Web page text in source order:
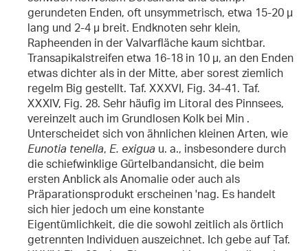
gerundeten Enden, oft unsymmetrisch, etwa 15-20 µ
lang und 2-4 µ breit. Endknoten sehr klein,
Rapheenden in der Valvarfläche kaum sichtbar.
Transapikalstreifen etwa 16-18 in 10 µ, an den Enden
etwas dichter als in der Mitte, aber sorest ziemlich
regelm Big gestellt. Taf. XXXVI, Fig. 34-41. Taf.
XXXIV, Fig. 28. Sehr häufig im Litoral des Pinnsees,
vereinzelt auch im Grundlosen Kolk bei Min .
Unterscheidet sich von ähnlichen kleinen Arten, wie
Eunotia tenella, E. exigua u. a., insbesondere durch
die schiefwinklige Gürtelbandansicht, die beim
ersten Anblick als Anomalie oder auch als
Präparationsprodukt erscheinen 'nag. Es handelt
sich hier jedoch um eine konstante
Eigentümlichkeit, die die sowohl zeitlich als örtlich
getrennten Individuen auszeichnet. Ich gebe auf Taf.